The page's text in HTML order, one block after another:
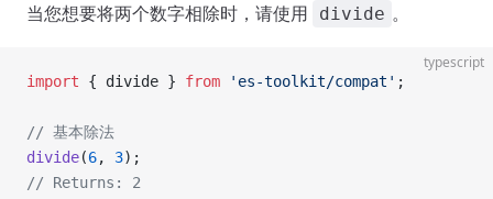
当您想要将两个数字相除时，请使用 divide 。
typescript
import { divide } from 'es-toolkit/compat' ;
// 基本除法
divide(6, 3);
// Returns: 2